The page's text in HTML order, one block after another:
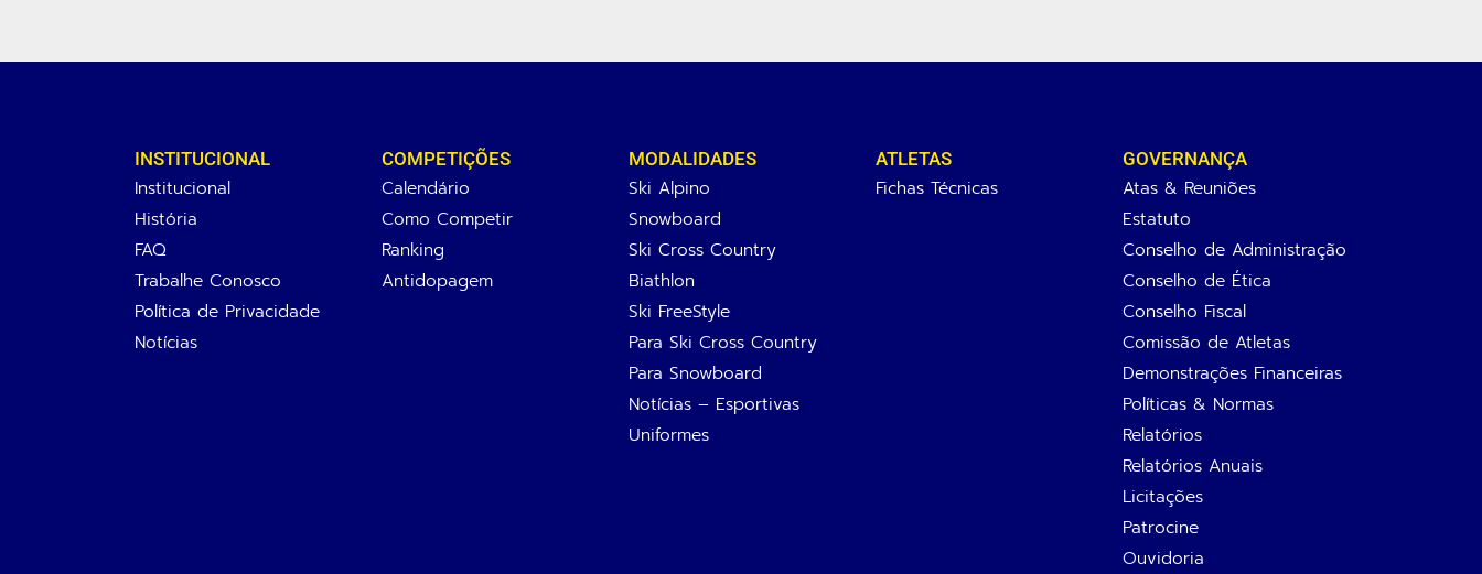
INSTITUCIONAL
Institucional
História
FAQ
Trabalhe Conosco
Política de Privacidade
Notícias
COMPETIÇÕES
Calendário
Como Competir
Ranking
Antidopagem
MODALIDADES
Ski Alpino
Snowboard
Ski Cross Country
Biathlon
Ski FreeStyle
Para Ski Cross Country
Para Snowboard
Notícias – Esportivas
Uniformes
ATLETAS
Fichas Técnicas
GOVERNANÇA
Atas & Reuniões
Estatuto
Conselho de Administração
Conselho de Ética
Conselho Fiscal
Comissão de Atletas
Demonstrações Financeiras
Políticas & Normas
Relatórios
Relatórios Anuais
Licitações
Patrocine
Ouvidoria